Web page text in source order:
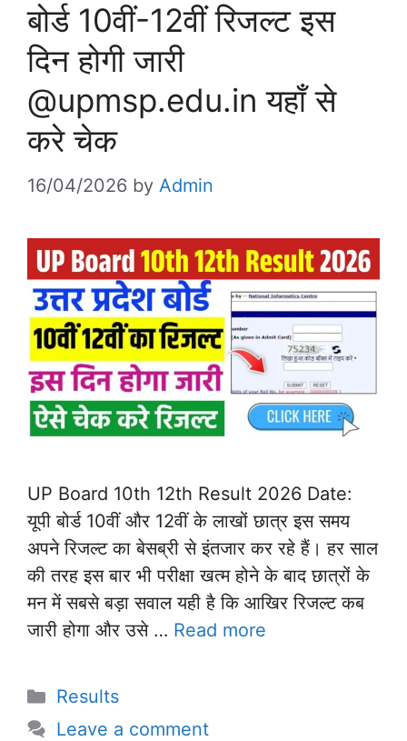
बोर्ड 10वीं-12वीं रिजल्ट इस
दिन होगी जारी
@upmsp.edu.in यहाँ से
करे चेक
16/04/2026 by Admin
UP Board 10th 12th Result 2026 Date:
यूपी बोर्ड 10वीं और 12वीं के लाखों छात्र इस समय
अपने रिजल्ट का बेसब्री से इंतजार कर रहे हैं। हर साल
की तरह इस बार भी परीक्षा खत्म होने के बाद छात्रों के
मन में सबसे बड़ा सवाल यही है कि आखिर रिजल्ट कब
जारी होगा और उसे … Read more
Categories
Results
Leave a comment